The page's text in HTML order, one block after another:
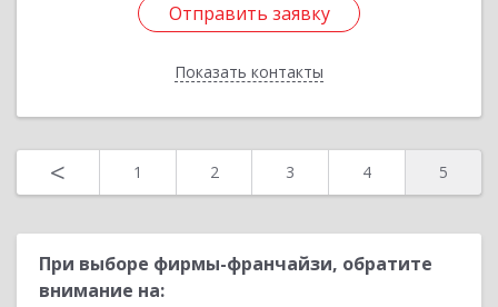
Отправить заявку
Показать контакты
< 1 2 3 4 5
При выборе фирмы-франчайзи, обратите
внимание на: